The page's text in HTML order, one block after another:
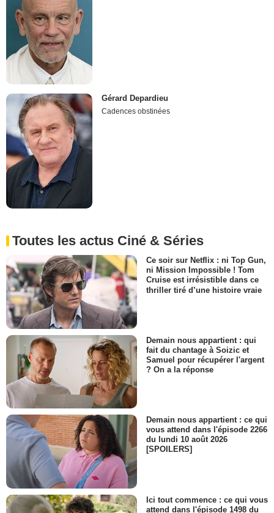
Gérard Depardieu
Cadences obstinées
Toutes les actus Ciné & Séries
Ce soir sur Netflix : ni Top Gun,
ni Mission Impossible ! Tom
Cruise est irrésistible dans ce
thriller tiré d’une histoire vraie
Demain nous appartient : qui
fait du chantage à Soizic et
Samuel pour récupérer l'argent
? On a la réponse
Demain nous appartient : ce qui
vous attend dans l'épisode 2266
du lundi 10 août 2026
[SPOILERS]
Ici tout commence : ce qui vous
attend dans l'épisode 1498 du